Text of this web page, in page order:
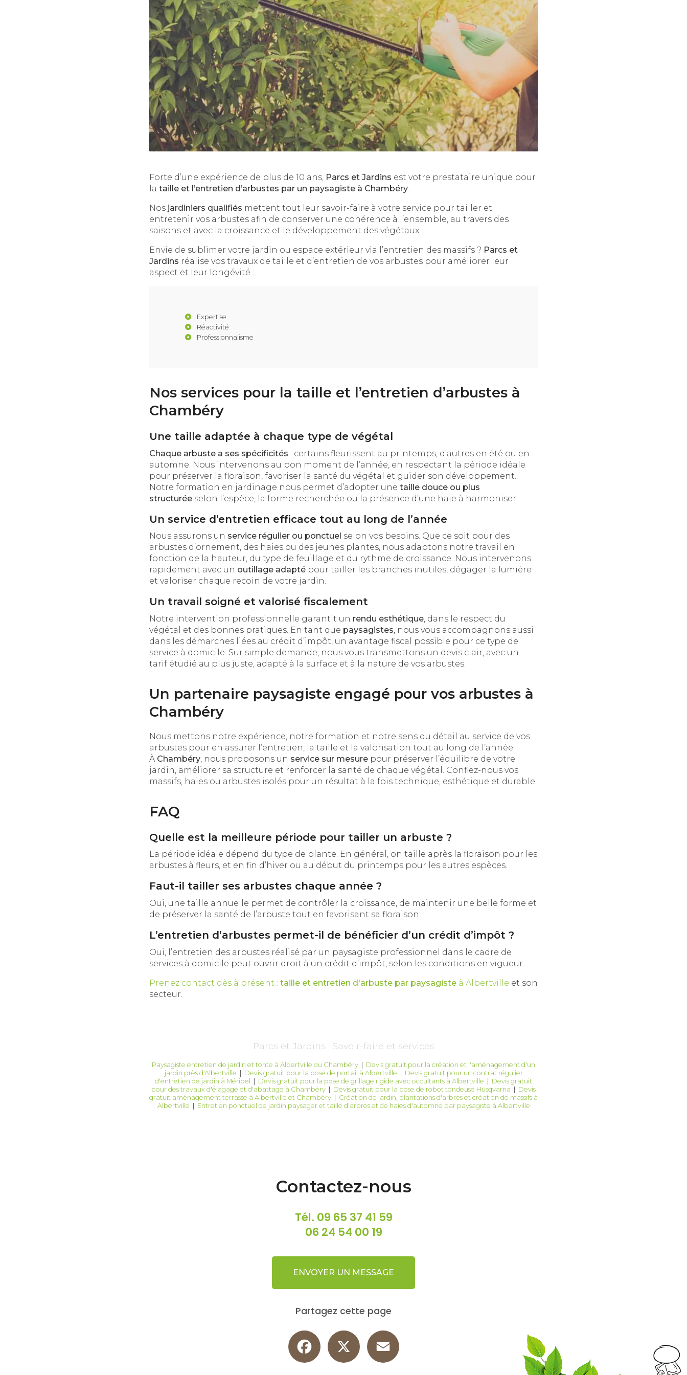
Forte d’une expérience de plus de 10 ans, Parcs et Jardins est votre prestataire unique pour
la taille et l’entretien d’arbustes par un paysagiste à Chambéry.
Nos jardiniers qualifiés mettent tout leur savoir-faire à votre service pour tailler et
entretenir vos arbustes afin de conserver une cohérence à l’ensemble, au travers des
saisons et avec la croissance et le développement des végétaux.
Envie de sublimer votre jardin ou espace extérieur via l’entretien des massifs ? Parcs et
Jardins réalise vos travaux de taille et d’entretien de vos arbustes pour améliorer leur
aspect et leur longévité :
Expertise
Réactivité
Professionnalisme
Nos services pour la taille et l’entretien d’arbustes à
Chambéry
Une taille adaptée à chaque type de végétal
Chaque arbuste a ses spécificités : certains fleurissent au printemps, d'autres en été ou en
automne. Nous intervenons au bon moment de l’année, en respectant la période idéale
pour préserver la floraison, favoriser la santé du végétal et guider son développement.
Notre formation en jardinage nous permet d’adopter une taille douce ou plus
structurée selon l’espèce, la forme recherchée ou la présence d’une haie à harmoniser.
Un service d’entretien efficace tout au long de l’année
Nous assurons un service régulier ou ponctuel selon vos besoins. Que ce soit pour des
arbustes d’ornement, des haies ou des jeunes plantes, nous adaptons notre travail en
fonction de la hauteur, du type de feuillage et du rythme de croissance. Nous intervenons
rapidement avec un outillage adapté pour tailler les branches inutiles, dégager la lumière
et valoriser chaque recoin de votre jardin.
Un travail soigné et valorisé fiscalement
Notre intervention professionnelle garantit un rendu esthétique , dans le respect du
végétal et des bonnes pratiques. En tant que paysagistes , nous vous accompagnons aussi
dans les démarches liées au crédit d’impôt, un avantage fiscal possible pour ce type de
service à domicile. Sur simple demande, nous vous transmettons un devis clair, avec un
tarif étudié au plus juste, adapté à la surface et à la nature de vos arbustes.
Un partenaire paysagiste engagé pour vos arbustes à
Chambéry
Nous mettons notre expérience, notre formation et notre sens du détail au service de vos
arbustes pour en assurer l’entretien, la taille et la valorisation tout au long de l’année.
À Chambéry , nous proposons un service sur mesure pour préserver l’équilibre de votre
jardin, améliorer sa structure et renforcer la santé de chaque végétal. Confiez-nous vos
massifs, haies ou arbustes isolés pour un résultat à la fois technique, esthétique et durable.
FAQ
Quelle est la meilleure période pour tailler un arbuste ?
La période idéale dépend du type de plante. En général, on taille après la floraison pour les
arbustes à fleurs, et en fin d’hiver ou au début du printemps pour les autres espèces.
Faut-il tailler ses arbustes chaque année ?
Oui, une taille annuelle permet de contrôler la croissance, de maintenir une belle forme et
de préserver la santé de l’arbuste tout en favorisant sa floraison.
L’entretien d’arbustes permet-il de bénéficier d’un crédit d’impôt ?
Oui, l’entretien des arbustes réalisé par un paysagiste professionnel dans le cadre de
services à domicile peut ouvrir droit à un crédit d’impôt, selon les conditions en vigueur.
Prenez contact dès à présent : taille et entretien d'arbuste par paysagiste à Albertville et son
secteur.
Parcs et Jardins : Savoir-faire et services
Paysagiste entretien de jardin et tonte à Albertville ou Chambéry | Devis gratuit pour la création et l'aménagement d'un
jardin près d'Albertville | Devis gratuit pour la pose de portail à Albertville | Devis gratuit pour un contrat régulier
d'entretien de jardin à Méribel | Devis gratuit pour la pose de grillage rigide avec occultants à Albertville | Devis gratuit
pour des travaux d'élagage et d'abattage à Chambéry | Devis gratuit pour la pose de robot tondeuse Husqvarna | Devis
gratuit aménagement terrasse à Albertville et Chambéry | Création de jardin, plantations d'arbres et création de massifs à
Albertville | Entretien ponctuel de jardin paysager et taille d'arbres et de haies d'automne par paysagiste à Albertville
Contactez-nous
Tél. 09 65 37 41 59
06 24 54 00 19
ENVOYER UN MESSAGE
Partagez cette page
Facebook